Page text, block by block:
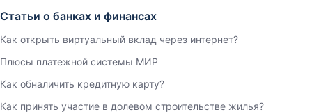
Статьи о банках и финансах
Как открыть виртуальный вклад через интернет?
Плюсы платежной системы МИР
Как обналичить кредитную карту?
Как принять участие в долевом строительстве жилья?